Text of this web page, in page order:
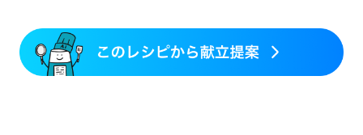
関節リウマチ
妊活中
更年期